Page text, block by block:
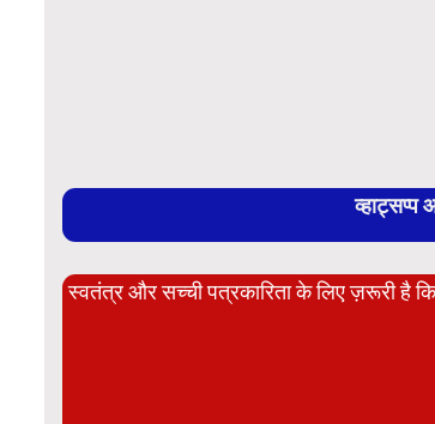
स्वतंत्र और सच्ची पत्रकारिता के लिए ज़रूरी है